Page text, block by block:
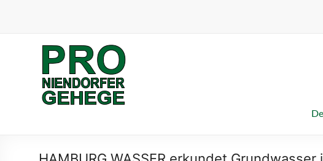
Pro
Niendorfer
Gehege
Schutz